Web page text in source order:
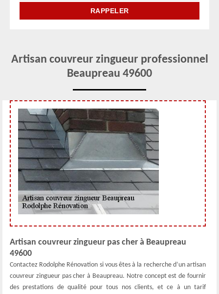
Artisan couvreur zingueur professionnel
Beaupreau 49600
Artisan couvreur zingueur pas cher à Beaupreau
49600
Contactez Rodolphe Rénovation si vous êtes à la recherche d’un artisan
couvreur zingueur pas cher à Beaupreau. Notre concept est de fournir
des prestations de qualité pour tous nos clients, et ce à un tarif